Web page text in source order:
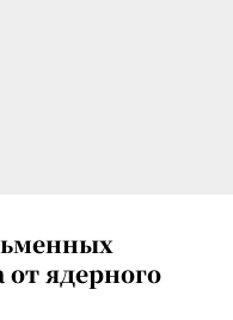
от ядерного